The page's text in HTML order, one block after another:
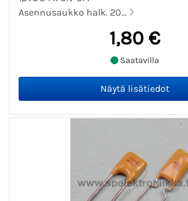
Asennusaukko halk. 20...
1,80 €
Saatavilla